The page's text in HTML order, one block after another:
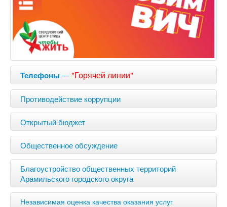
Телефоны —"Горячей линии"
Противодействие коррупции
Открытый бюджет
Общественное обсуждение
Благоустройство общественных территорий
Арамильского городского округа
Независимая оценка качества оказания услуг